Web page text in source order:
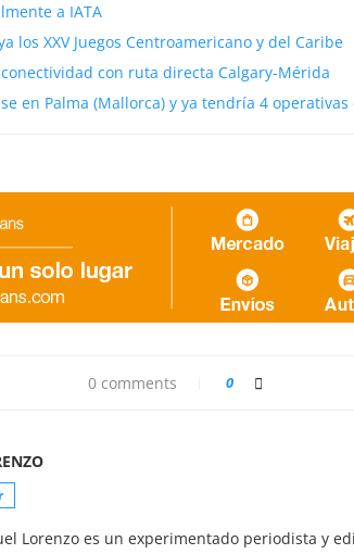
a IATA
los XXV Juegos Centroamericano y del Caribe
con ruta directa Calgary-Mérida
en Palma (Mallorca) y ya tendría 4 operativas
0 comments 0
Lorenzo es un experimentado periodista y